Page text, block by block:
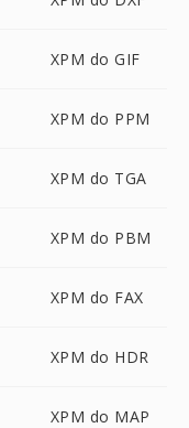
XPM do GIF
XPM do PPM
XPM do TGA
XPM do PBM
XPM do FAX
XPM do HDR
XPM do MAP